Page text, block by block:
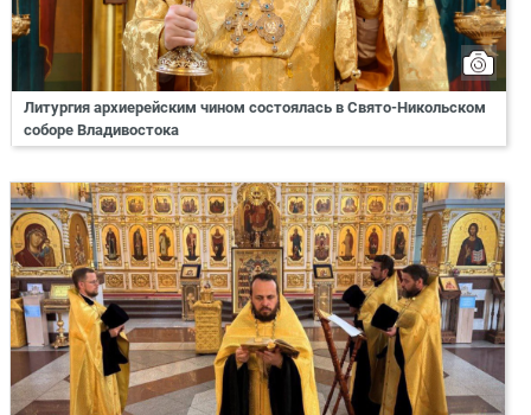
Литургия архиерейским чином состоялась в Свято-Никольском
соборе Владивостока